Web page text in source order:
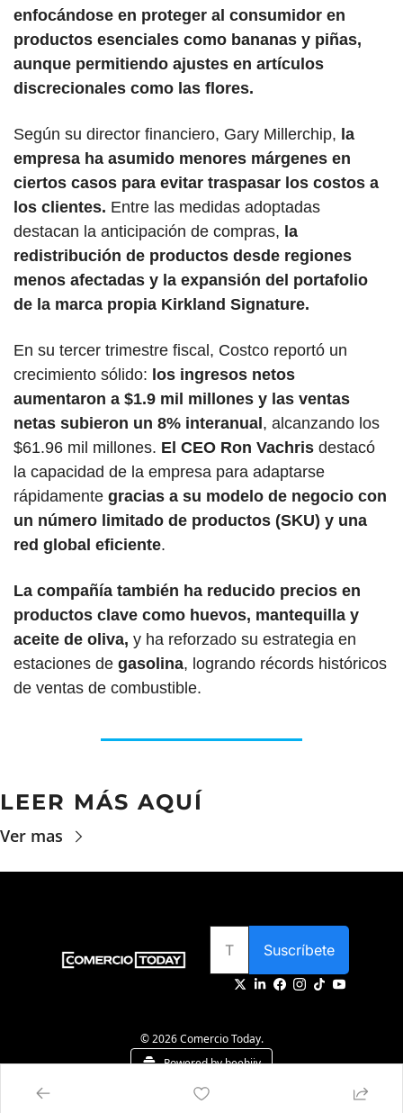
enfocándose en proteger al consumidor en
productos esenciales como bananas y piñas,
aunque permitiendo ajustes en artículos
discrecionales como las flores.
Según su director financiero, Gary Millerchip, la
empresa ha asumido menores márgenes en
ciertos casos para evitar traspasar los costos a
los clientes. Entre las medidas adoptadas
destacan la anticipación de compras, la
redistribución de productos desde regiones
menos afectadas y la expansión del portafolio
de la marca propia Kirkland Signature.
En su tercer trimestre fiscal, Costco reportó un
crecimiento sólido: los ingresos netos
aumentaron a $1.9 mil millones y las ventas
netas subieron un 8% interanual, alcanzando los
$61.96 mil millones. El CEO Ron Vachris destacó
la capacidad de la empresa para adaptarse
rápidamente gracias a su modelo de negocio con
un número limitado de productos (SKU) y una
red global eficiente.
La compañía también ha reducido precios en
productos clave como huevos, mantequilla y
aceite de oliva, y ha reforzado su estrategia en
estaciones de gasolina, logrando récords históricos
de ventas de combustible.
LEER MÁS AQUÍ
Ver mas
Suscríbete
© 2026 Comercio Today.
Powered by beehiiv